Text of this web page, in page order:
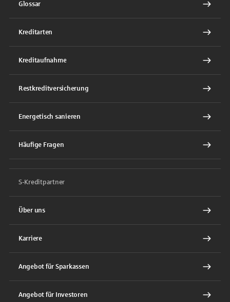
Glossar
Kreditarten
Kreditaufnahme
Restkreditversicherung
Energetisch sanieren
Häufige Fragen
S-Kreditpartner
Über uns
Karriere
Angebot für Sparkassen
Angebot für Investoren